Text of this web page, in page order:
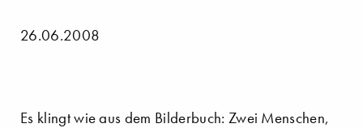
26.06.2008
Es klingt wie aus dem Bilderbuch: Zwei Menschen,